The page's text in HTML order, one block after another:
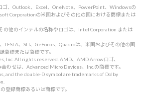
ゴ、Outlook、Excel、OneNote、PowerPoint、Windowsの
Corporationの米国およびその他の国における商標または
の他のインテルの名称やロゴは、Intel Corporation または
TESLA、SLI、GeForce、Quadroは、米国およびその他の国
商標または商標です。
Inc. All rights reserved. AMD、AMD Arrowロゴ、
わせは、Advanced Micro Devices、Inc.の商標です。
and the double-D symbol are trademarks of Dolby
登録商標あるいは商標です。